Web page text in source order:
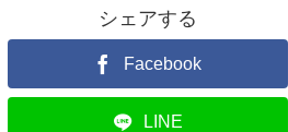
シェアする
Facebook
LINE